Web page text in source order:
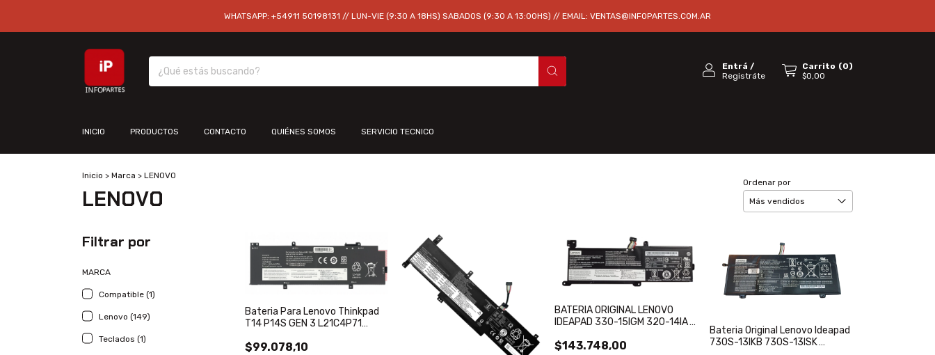
WHATSAPP: +54911 50198131 // LUN-VIE (9:30 A 18HS) SABADOS (9:30 A 13:00HS) // EMAIL: VENTAS@INFOPARTES.COM.AR
Entrá /
Registráte
Carrito (0)
$0,00
INICIO PRODUCTOS CONTACTO QUIÉNES SOMOS SERVICIO TECNICO
Inicio > Marca > LENOVO
LENOVO
Ordenar por
Filtrar por
MARCA
Compatible (1)
Lenovo (149)
Teclados (1)
Bateria Para Lenovo Thinkpad
T14 P14S GEN 3 L21C4P71
$99.078,10
BATERIA ORIGINAL LENOVO
IDEAPAD 330-15IGM 320-14IA
$143.748,00
Bateria Original Lenovo Ideapad
730S-13IKB 730S-13ISK